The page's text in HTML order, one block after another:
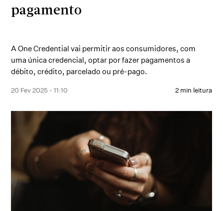
pagamento
A One Credential vai permitir aos consumidores, com
uma única credencial, optar por fazer pagamentos a
débito, crédito, parcelado ou pré-pago.
20 Fev 2025 - 11:10 2 min leitura